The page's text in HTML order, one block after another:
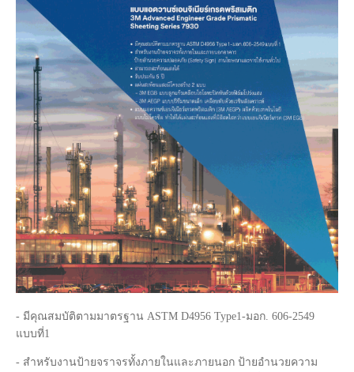
- มีคุณสมบัติตามมาตรฐาน ASTM D4956 Type1-มอก. 606-2549
แบบที่1
- สำหรับงานป้ายจราจรทั้งภายในและภายนอก ป้ายอำนวยความ